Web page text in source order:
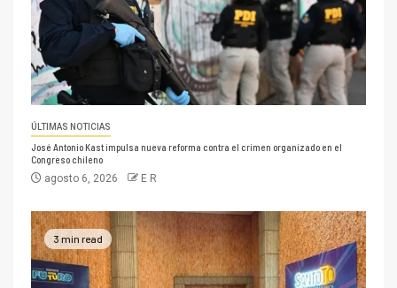
ÚLTIMAS NOTICIAS
José Antonio Kast impulsa nueva reforma contra el crimen organizado en el
Congreso chileno
agosto 6, 2026 E R
3 min read